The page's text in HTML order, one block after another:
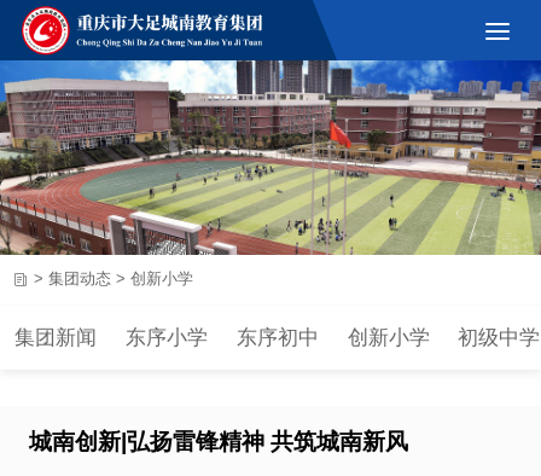
集团新闻 东序小学 东序初中 创新小学 初级中学
> 集团动态> 创新小学
城南创新|弘扬雷锋精神 共筑城南新风